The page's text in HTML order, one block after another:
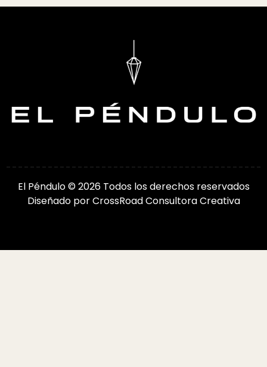
El Péndulo © 2026 Todos los derechos reservados
Diseñado porCrossRoad Consultora Creativa